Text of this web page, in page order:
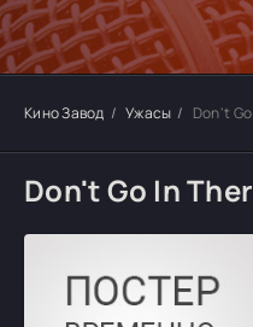
Кино Завод Ужасы Don't
Don't Go In